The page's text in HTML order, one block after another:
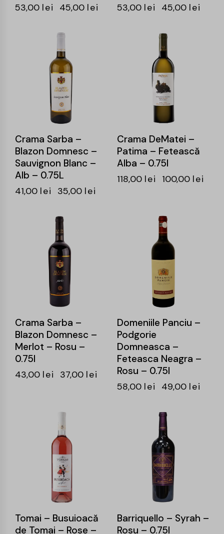
53,00 lei 45,00 lei 53,00 lei 45,00 lei
Crama Sarba –
Blazon Domnesc –
Sauvignon Blanc –
Alb – 0.75L
41,00 lei 35,00 lei
Crama DeMatei –
Patima – Fetească
Alba – 0.75l
118,00 lei 100,00 lei
Crama Sarba –
Blazon Domnesc –
Merlot – Rosu –
0.75l
43,00 lei 37,00 lei
Domeniile Panciu –
Podgorie
Domneasca –
Feteasca Neagra –
Rosu – 0.75l
58,00 lei 49,00 lei
Tomai – Busuioacă
de Tomai – Rose –
Barriquello – Syrah –
Rosu – 0.75l